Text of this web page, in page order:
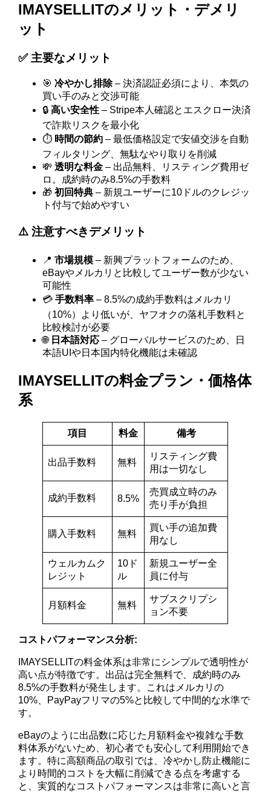
IMAYSELLITのメリット・デメリ
ット
✅ 主要なメリット
🎯冷やかし排除– 決済認証必須により、本気の
買い手のみと交渉可能
🔒高い安全性 – Stripe本人確認とエスクロー決済
で詐欺リスクを最小化
⏱️ 時間の節約 – 最低価格設定で安値交渉を自動
フィルタリング、無駄なやり取りを削減
💸透明な料金 – 出品無料、リスティング費用ゼ
ロ。成約時のみ8.5%の手数料
🎁初回特典 – 新規ユーザーに10ドルのクレジッ
ト付与で始めやすい
⚠️ 注意すべきデメリット
📍市場規模 – 新興プラットフォームのため、
eBayやメルカリと比較してユーザー数が少ない
可能性
💳手数料率 – 8.5%の成約手数料はメルカリ
（10%）より低いが、ヤフオクの落札手数料と
比較検討が必要
🌐 日本語対応 – グローバルサービスのため、日
本語UIや日本国内特化機能は未確認
IMAYSELLITの料金プラン・価格体
系
項目 料金 備考
出品手数料 無料
リスティング費
用は一切なし
成約手数料 8.5%
売買成立時のみ
売り手が負担
購入手数料 無料
買い手の追加費
用なし
ウェルカムク
レジット
10ド
ル
新規ユーザー全
員に付与
月額料金 無料
サブスクリプシ
ョン不要
コストパフォーマンス分析:
IMAYSELLITの料金体系は非常にシンプルで透明性が
高い点が特徴です。出品は完全無料で、成約時のみ
8.5%の手数料が発生します。これはメルカリの
10%、PayPayフリマの5%と比較して中間的な水準で
す。
eBayのように出品数に応じた月額料金や複雑な手数
料体系がないため、初心者でも安心して利用開始でき
ます。特に高額商品の取引では、冷やかし防止機能に
より時間的コストを大幅に削減できる点を考慮する
と、実質的なコストパフォーマンスは非常に高いと言